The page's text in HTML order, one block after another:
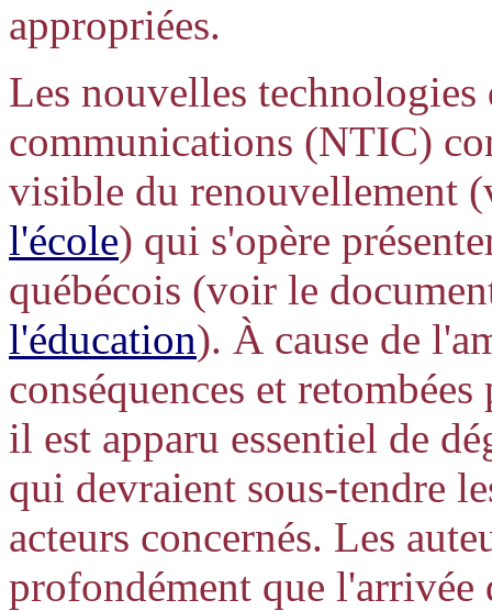
appropriées.
Les nouvelles
communications (NTIC)
visible du renouvellement
l'école) qui s'opère
québécois (voir le
l'éducation). À cause de
conséquences et
il est apparu essentiel de
qui devraient sous-tendre
acteurs concernés. Les
profondément que l'arrivée